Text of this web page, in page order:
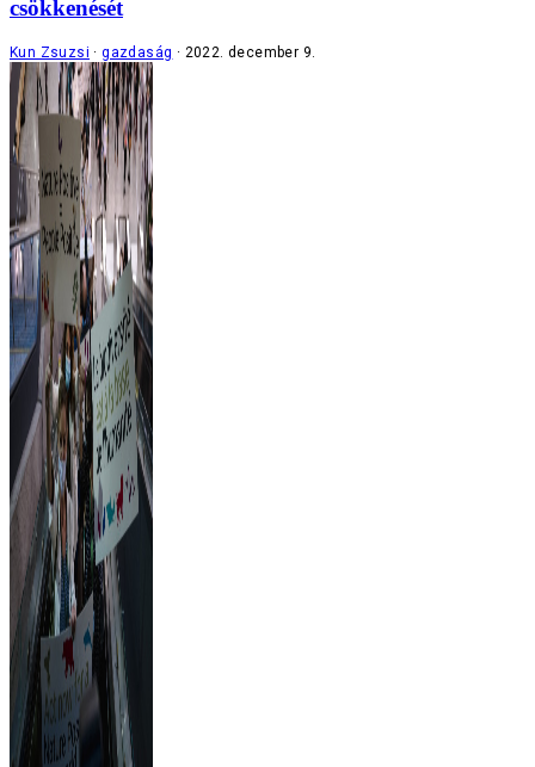
csökkenését
Kun Zsuzsi gazdaság 2022. december 9.